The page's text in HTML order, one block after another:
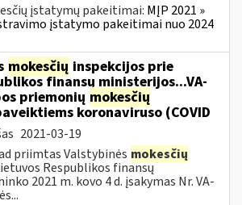
įstatymų pakeitimai: MĮP 2021 »
įstatymo pakeitimai nuo 2024
mokesčių inspekcijos prie
finansų ministerijos...VA-
priemonių mokesčių
koronaviruso (COVID
2021-03-19
priimtas Valstybinės mokesčių
Respublikos finansų
2021 m. kovo 4 d. įsakymas Nr. VA-